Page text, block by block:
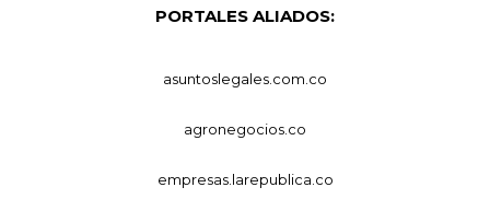
PORTALES ALIADOS:
asuntoslegales.com.co
agronegocios.co
empresas.larepublica.co